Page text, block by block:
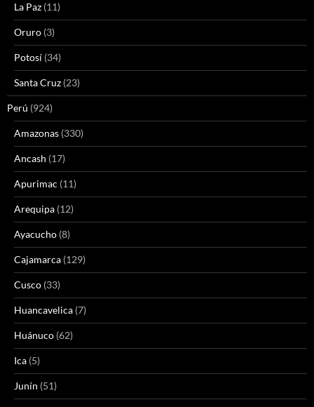
La Paz (11)
Oruro (3)
Potosí (34)
Santa Cruz (23)
Perú (924)
Amazonas (330)
Ancash (17)
Apurimac (11)
Arequipa (12)
Ayacucho (8)
Cajamarca (129)
Cusco (33)
Huancavelica (7)
Huánuco (62)
Ica (5)
Junín (51)